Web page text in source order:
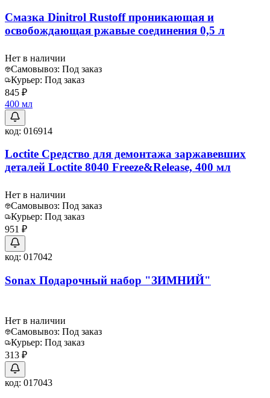
Смазка Dinitrol Rustoff проникающая и
освобождающая ржавые соединения 0,5 л
Нет в наличии
Самовывоз: Под заказ
Курьер: Под заказ
845 ₽
400 мл
код: 016914
Loctite Средство для демонтажа заржавевших
деталей Loctite 8040 Freeze&Release, 400 мл
Нет в наличии
Самовывоз: Под заказ
Курьер: Под заказ
951 ₽
код: 017042
Sonax Подарочный набор "ЗИМНИЙ"
Нет в наличии
Самовывоз: Под заказ
Курьер: Под заказ
313 ₽
код: 017043